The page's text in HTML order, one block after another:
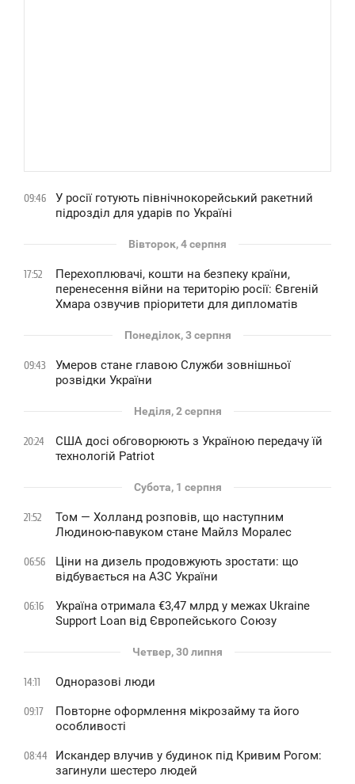
09:46
У росії готують північнокорейський ракетний
підрозділ для ударів по Україні
Вівторок, 4 серпня
17:52
Перехоплювачі, кошти на безпеку країни,
перенесення війни на територію росії: Євгеній
Хмара озвучив пріоритети для дипломатів
Понеділок, 3 серпня
09:43
Умеров стане главою Служби зовнішньої
розвідки України
Неділя, 2 серпня
20:24
США досі обговорюють з Україною передачу їй
технологій Patriot
Субота, 1 серпня
21:52
Том — Холланд розповів, що наступним
Людиною-павуком стане Майлз Моралес
06:56
Ціни на дизель продовжують зростати: що
відбувається на АЗС України
06:16
Україна отримала €3,47 млрд у межах Ukraine
Support Loan від Європейського Союзу
Четвер, 30 липня
14:11 Одноразові люди
09:17
Повторне оформлення мікрозайму та його
особливості
08:44
Искандер влучив у будинок під Кривим Рогом:
загинули шестеро людей